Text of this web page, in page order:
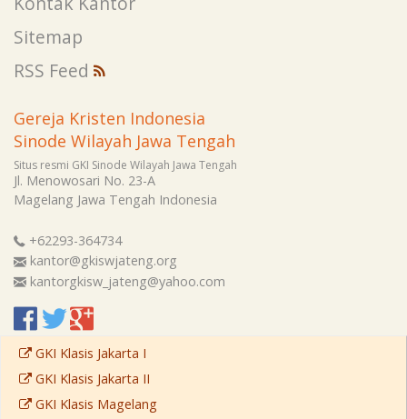
Sitemap
RSS Feed
Gereja Kristen Indonesia
Sinode Wilayah Jawa Tengah
Situs resmi GKI Sinode Wilayah Jawa Tengah
Jl. Menowosari No. 23-A
Magelang Jawa Tengah Indonesia
+62293-364734
kantor@gkiswjateng.org
kantorgkisw_jateng@yahoo.com
GKI Klasis Jakarta I
GKI Klasis Jakarta II
GKI Klasis Magelang